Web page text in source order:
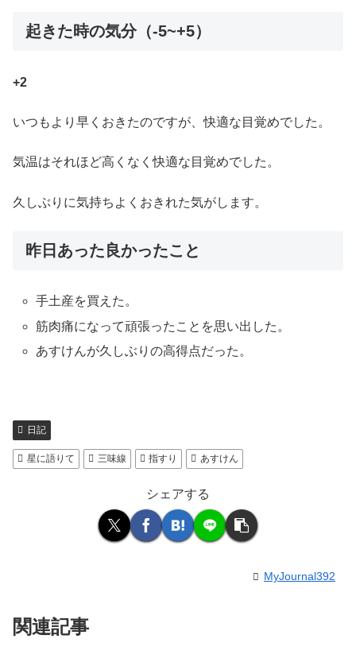
起きた時の気分（-5~+5）
+2
いつもより早くおきたのですが、快適な目覚めでした。
気温はそれほど高くなく快適な目覚めでした。
久しぶりに気持ちよくおきれた気がします。
昨日あった良かったこと
手土産を買えた。
筋肉痛になって頑張ったことを思い出した。
あすけんが久しぶりの高得点だった。
日記
星に語りて 三味線 指すり あすけん
シェアする
MyJournal392
関連記事